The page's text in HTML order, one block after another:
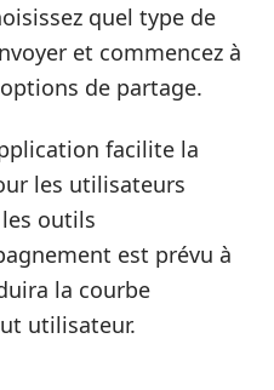
quel type de
et commencez à
de partage.
facilite la
les utilisateurs
outils
est prévu à
la courbe
utilisateur.